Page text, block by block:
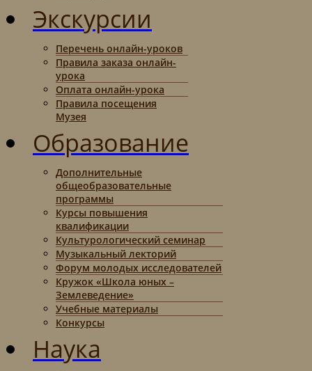
Экскурсии
Перечень онлайн-уроков
Правила заказа онлайн-
урока
Оплата онлайн-урока
Правила посещения
Музея
Образование
Дополнительные
общеобразовательные
программы
Курсы повышения
квалификации
Культурологический семинар
Музыкальный лекторий
Форум молодых исследователей
Кружок «Школа юных –
Землеведение»
Учебные материалы
Конкурсы
Наука